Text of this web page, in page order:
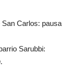
Carlos: pausa
Sarubbi:
.